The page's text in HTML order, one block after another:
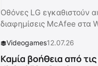
Οθόνες LG εγκαθιστούν
διαφημίσεις McAfee στα
Videogames12.07.26
Καμία βοήθεια από